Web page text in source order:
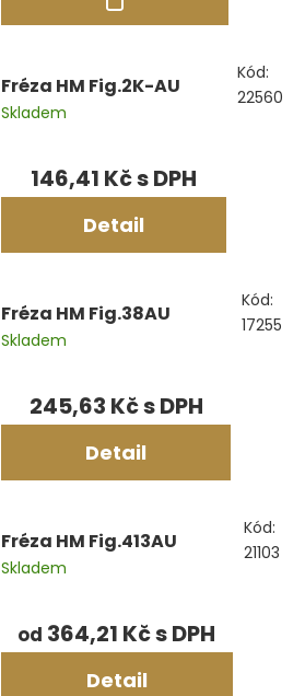
Fréza HM Fig.2K-AU
Skladem
146,41 Kč
Detail
Kód:
22560
Fréza HM Fig.38AU
Skladem
245,63 Kč
Detail
Kód:
17255
Fréza HM Fig.413AU
Skladem
od 364,21 Kč
Detail
Kód:
21103